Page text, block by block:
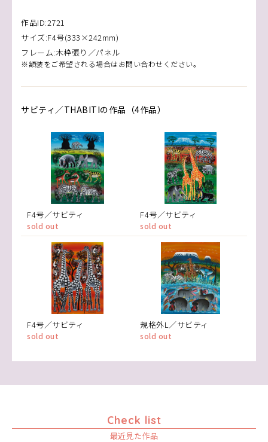
作品ID:2721
サイズ:F4号(333×242mm)
フレーム:木枠張り／パネル
※額装をご希望される場合はお問い合わせください。
サビティ／THABITIの作品（4作品）
F4号／サビティ
sold out
F4号／サビティ
sold out
F4号／サビティ
sold out
規格外L／サビティ
sold out
Check list
最近見た作品